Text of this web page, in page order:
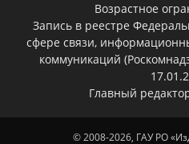
Возрастное
Запись в реестре
сфере связи,
коммуникаций
Главный
© 2008-2026, ГАУ РО